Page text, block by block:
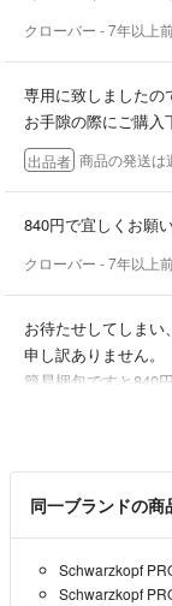
クローバー - 7年以上
専用に致しましたの
お手隙の際にご購入
出品者 商品の発送
840円で宜しくお願
クローバー - 7年以上
お待たせしてしまい、
申し訳ありません。
簡易梱包ですと840
クローバー- 7年以上
同一ブランドの商
Schwarzkopf
Schwarzkopf